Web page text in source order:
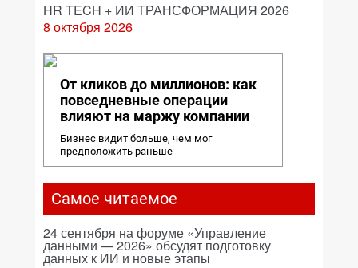
HR TECH + ИИ ТРАНСФОРМАЦИЯ 2026
8 октября 2026
От кликов до миллионов: как
повседневные операции
влияют на маржу компании
Бизнес видит больше, чем мог
предположить раньше
Самое читаемое
24 сентября на форуме «Управление
данными — 2026» обсудят подготовку
данных к ИИ и новые этапы